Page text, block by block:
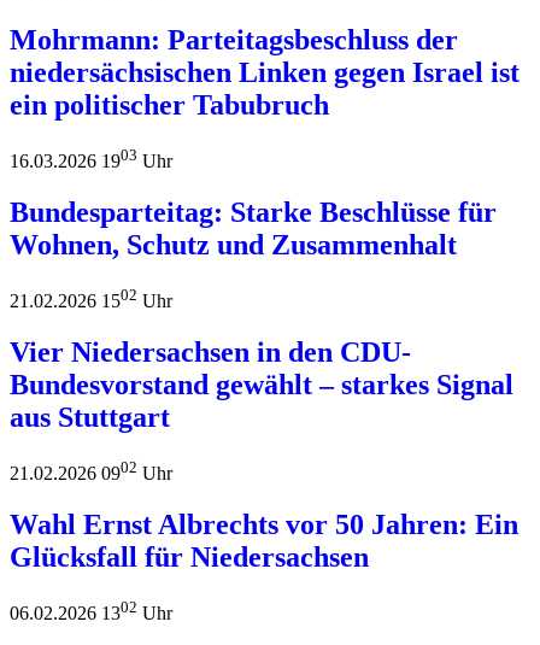
Mohrmann: Parteitagsbeschluss der
niedersächsischen Linken gegen Israel ist
ein politischer Tabubruch
16.03.2026 1903 Uhr
Bundesparteitag: Starke Beschlüsse für
Wohnen, Schutz und Zusammenhalt
21.02.2026 1502 Uhr
Vier Niedersachsen in den CDU-
Bundesvorstand gewählt – starkes Signal
aus Stuttgart
21.02.2026 0902 Uhr
Wahl Ernst Albrechts vor 50 Jahren: Ein
Glücksfall für Niedersachsen
06.02.2026 1302 Uhr